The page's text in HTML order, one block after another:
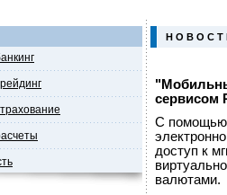
Н О В О С Т
сервисом
С помощью
доступ к
валютами.